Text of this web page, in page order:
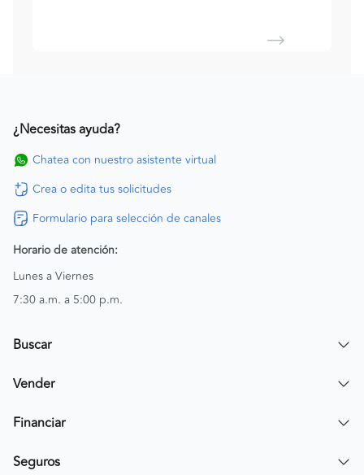
¿Necesitas ayuda?
Chatea con nuestro asistente virtual
Crea o edita tus solicitudes
Formulario para selección de canales
Horario de atención:
Lunes a Viernes
7:30 a.m. a 5:00 p.m.
Buscar
Encuentra un carro
Vender
Publicar mi vehículo
Financiar
Simular crédito
Seguros